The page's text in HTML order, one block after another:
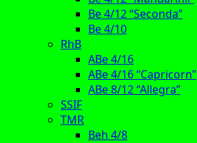
Be 4/12 “Seconda”
Be 4/10
RhB
ABe 4/16
ABe 4/16 “Capricorn”
ABe 8/12 “Allegra”
SSIF
TMR
Beh 4/8